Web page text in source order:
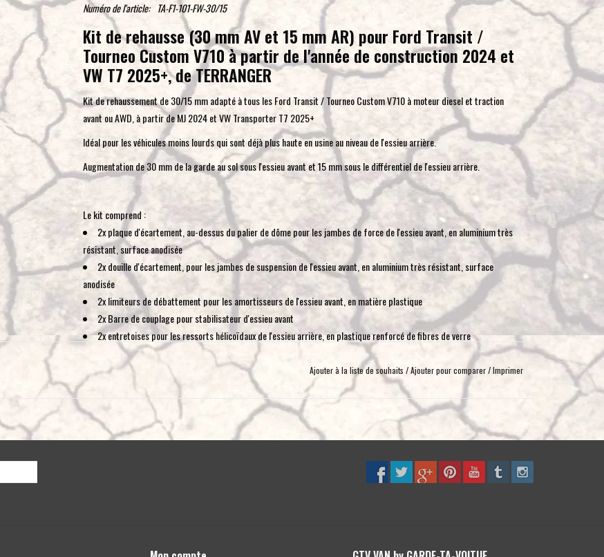
de
recherche
sélectionné.
Les
utilisateurs
d'appareils
tactiles
peuvent
de
gestes
tels
toucher
et
glisser.
Numéro de l'article: TA-F1-101-FW-30/15
Kit de rehausse (30 mm AV et 15 mm AR) pour Ford Transit /
Tourneo Custom V710 à partir de l'année de construction 2024 et
VW T7 2025+, de TERRANGER
Kit de rehaussement de 30/15 mm adapté à tous les Ford Transit / Tourneo Custom V710 à moteur diesel et traction
avant ou AWD, à partir de MJ 2024 et VW Transporter T7 2025+
Idéal pour les véhicules moins lourds qui sont déjà plus haute en usine au niveau de l'essieu arrière.
Augmentation de 30 mm de la garde au sol sous l'essieu avant et 15 mm sous le différentiel de l'essieu arrière.
Le kit comprend :
2x plaque d'écartement, au-dessus du palier de dôme pour les jambes de force de l'essieu avant, en aluminium très
résistant, surface anodisée
2x douille d'écartement, pour les jambes de suspension de l'essieu avant, en aluminium très résistant, surface
anodisée
2x limiteurs de débattement pour les amortisseurs de l'essieu avant, en matière plastique
2x Barre de couplage pour stabilisateur d'essieu avant
2x entretoises pour les ressorts hélicoïdaux de l'essieu arrière, en plastique renforcé de fibres de verre
2x Rallonge de centrage de la cale en caoutchouc pour le ressort de l'essieu arrière, en aluminium très résistant,
surface anodisée
2x limiteurs de débattement pour les bras obliques de l'essieu arrière, en plastique
Fourni avec certificat de homologation et notice d'installation détaillé.
En combinaison avec cette surélévation, il est possible de monter des pneus AT plus grands.
Ajouter à la liste de souhaits /Ajouter pour comparer/Imprimer